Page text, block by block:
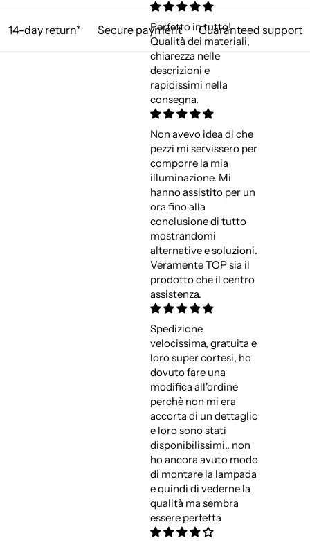
Perfetto in tutto!
Qualità dei materiali,
chiarezza nelle
descrizioni e
rapidissimi nella
consegna.
Non avevo idea di che
pezzi mi servissero per
comporre la mia
illuminazione. Mi
hanno assistito per un
ora fino alla
conclusione di tutto
mostrandomi
alternative e soluzioni.
Veramente TOP sia il
prodotto che il centro
assistenza.
Spedizione
velocissima, gratuita e
loro super cortesi, ho
dovuto fare una
modifica all'ordine
perchè non mi era
accorta di un dettaglio
e loro sono stati
disponibilissimi.. non
ho ancora avuto modo
di montare la lampada
e quindi di vederne la
qualità ma sembra
essere perfetta
14-day return* Secure payment Guaranteed support